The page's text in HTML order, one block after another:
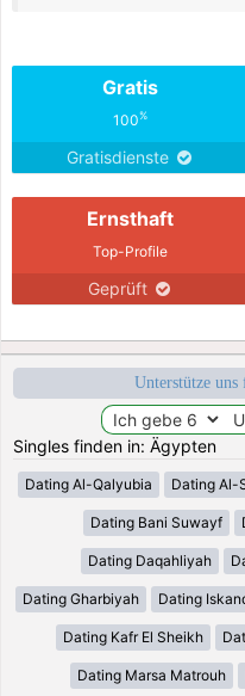
Gratis
100%
Gratisdienste
Ernsthaft
Top-Profile
Geprüft
Unterstütze uns
Singles finden in: Ägypten
Dating Al-Qalyubia Dating Al-
Dating Bani Suwayf
Dating Daqahliyah
Dating Gharbiyah Dating
Dating Kafr El Sheikh
Dating Marsa Matrouh